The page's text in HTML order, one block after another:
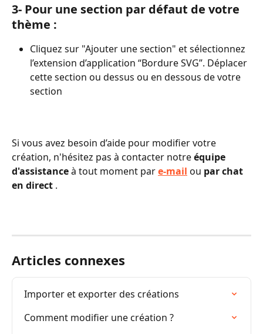
3- Pour une section par défaut de votre
thème :
Cliquez sur "Ajouter une section" et sélectionnez
l’extension d’application “Bordure SVG”. Déplacer
cette section ou dessus ou en dessous de votre
section
Si vous avez besoin d’aide pour modifier votre
création, n'hésitez pas à contacter notre équipe
d'assistance à tout moment pare-mail ou par chat
en direct .
Articles connexes
Importer et exporter des créations
Comment modifier une création ?